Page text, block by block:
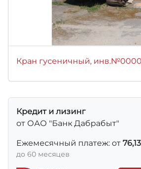
Кран гусеничный,
Кредит и лизинг
от ОАО "Банк Дабрабыт"
Ежемесячный платеж: от 76,13
до 60 месяцев